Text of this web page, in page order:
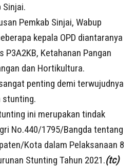
Sinjai.
Pemkab Sinjai, Wabup
kepala OPD diantaranya
P3A2KB, Ketahanan Pangan
dan Hortikultura.
penting demi terwujudnya
stunting.
ini merupakan tindak
No.440/1795/Bangda tentang
Kota dalam Pelaksanaan 8
Stunting Tahun 2021.(tc)